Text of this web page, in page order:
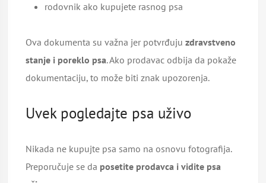
rodovnik ako kupujete rasnog psa
Ova dokumenta su važna jer potvrđuju zdravstveno
stanje i poreklo psa. Ako prodavac odbija da pokaže
dokumentaciju, to može biti znak upozorenja.
Uvek pogledajte psa uživo
Nikada ne kupujte psa samo na osnovu fotografija.
Preporučuje se da posetite prodavca i vidite psa